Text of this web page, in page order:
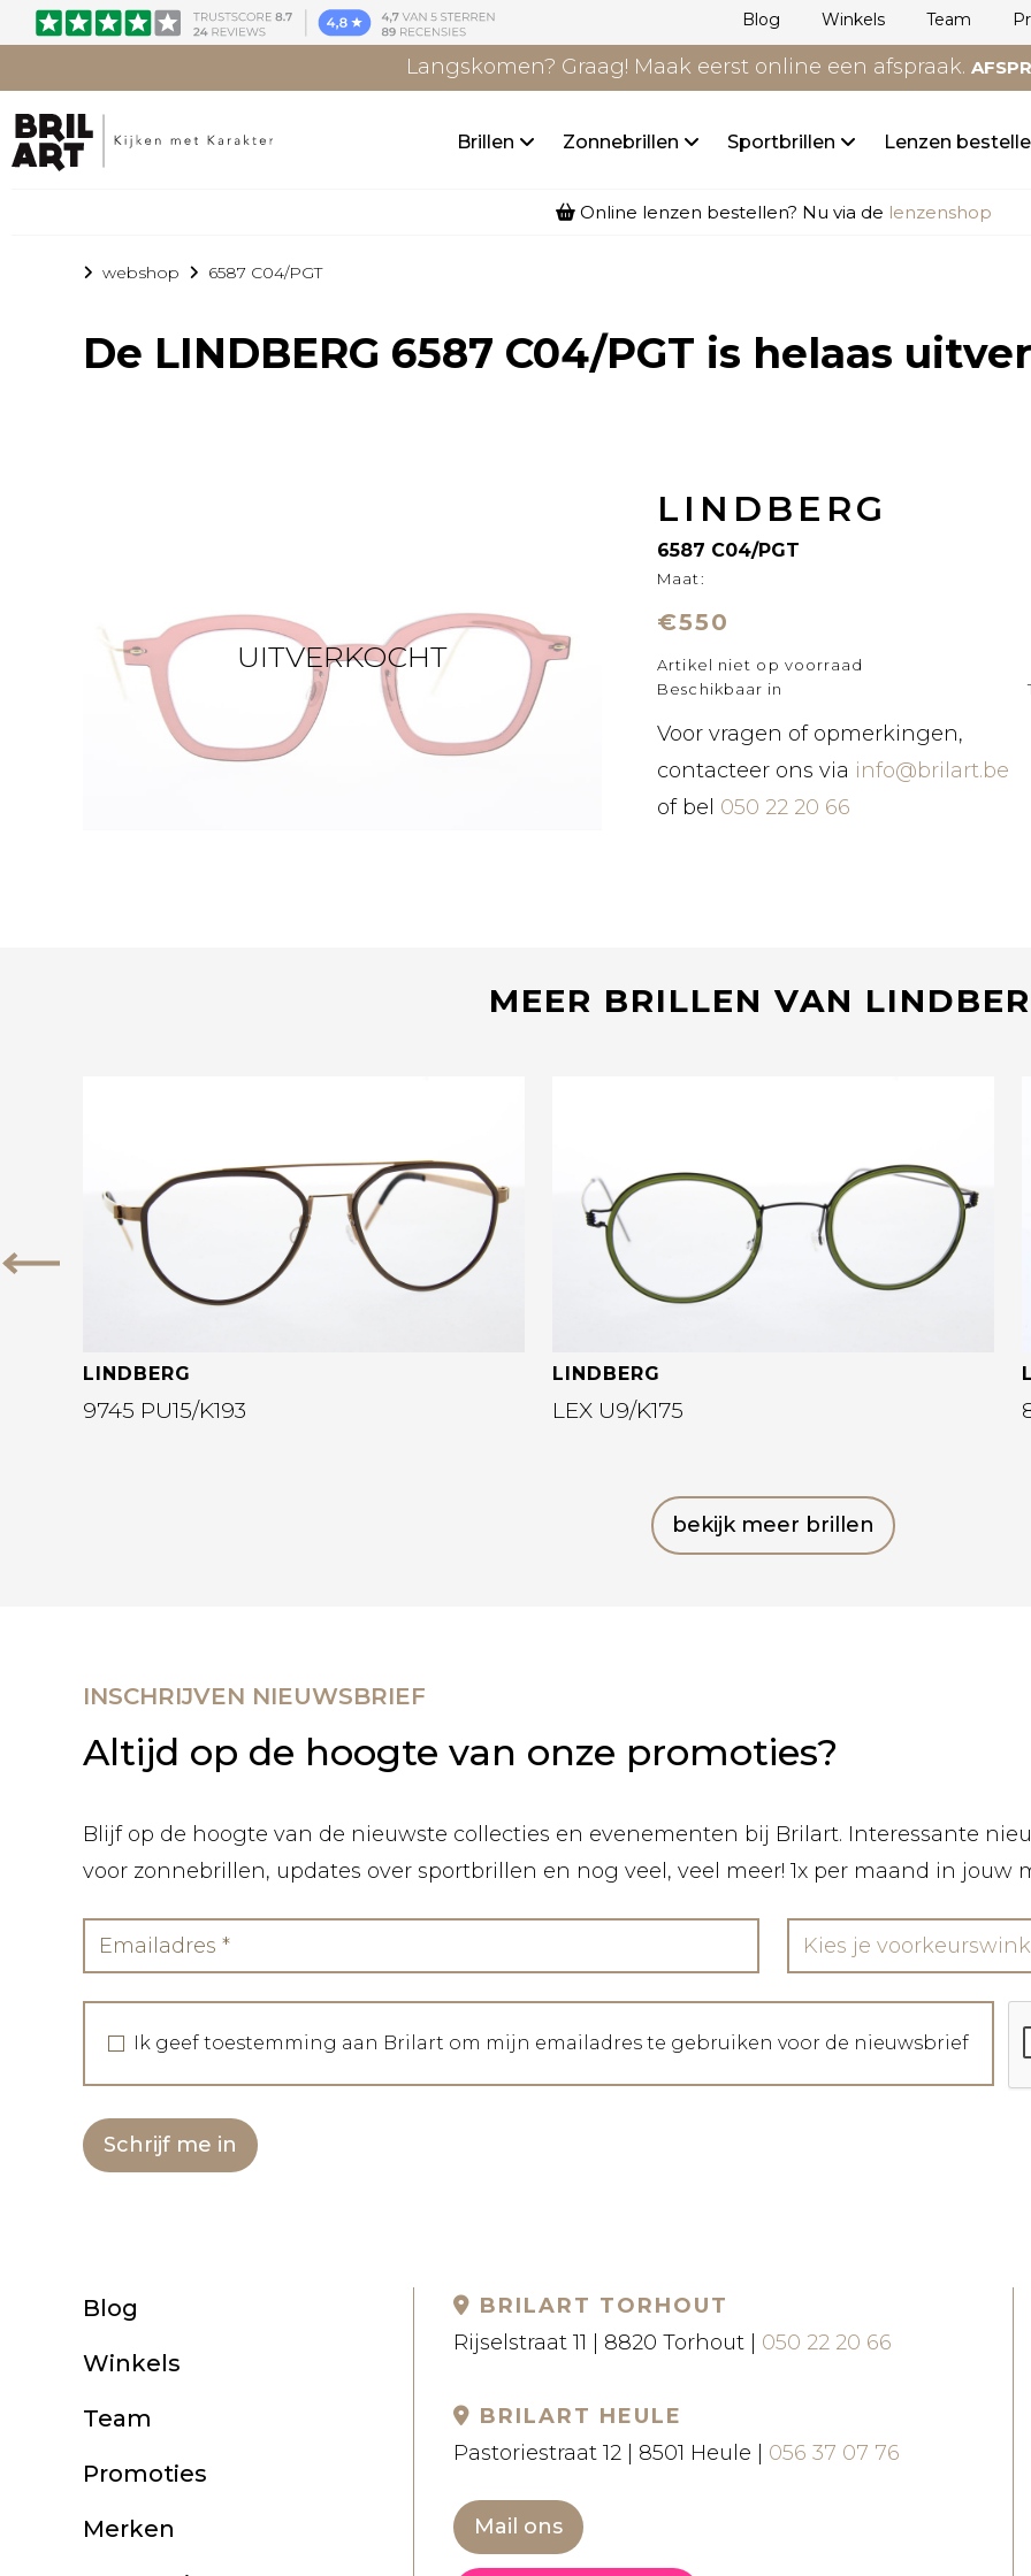
Blog Winkels Team
Langskomen? Graag! Maak eerst online een afspraak.
Brillen Zonnebrillen Sportbrillen Lenzen
Online lenzen bestellen? Nu via de lenzenshop
webshop 6587 C04/PGT
De LINDBERG 6587 C04/PGT is helaas
UITVERKOCHT
LINDBERG
6587 C04/PGT
Maat:
€550
Artikel niet op voorraad
Beschikbaar in
Voor vragen of opmerkingen,
contacteer ons via info@brilart.be
of bel 050 22 20 66
MEER BRILLEN VAN
Vorige
LINDBERG
9745 PU15/K193
LINDBERG
LEX U9/K175
bekijk meer brillen
INSCHRIJVEN NIEUWSBRIEF
Altijd op de hoogte van onze promoties?
Blijf op de hoogte van de nieuwste collecties en evenementen bij Brilart. Interessante
voor zonnebrillen, updates over sportbrillen en nog veel, veel meer! 1x per maand in jouw
Kies je
Ik geef toestemming aan Brilart om mijn emailadres te gebruiken voor de nieuwsbrief
Schrijf me in
Blog
Winkels
Team
Promoties
Merken
BRILART TORHOUT
Rijselstraat 11 | 8820 Torhout | 050 22 20 66
BRILART HEULE
Pastoriestraat 12 | 8501 Heule | 056 37 07 76
Mail ons